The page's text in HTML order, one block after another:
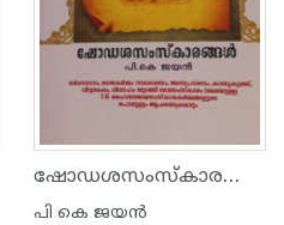
ഷോഡശസംസ്‌കാരങ്ങൾ
പി കെ ജയ‌ന്‍